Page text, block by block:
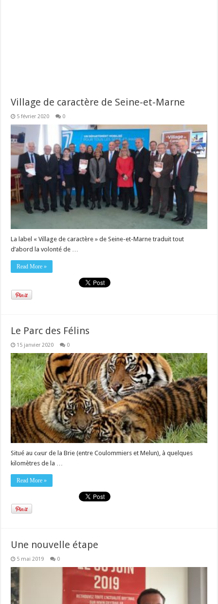
Village de caractère de Seine-et-Marne
5 février 2020 0
La label « Village de caractère » de Seine-et-Marne traduit tout
d’abord la volonté de …
Read More »
Le Parc des Félins
15 janvier 2020 0
Situé au cœur de la Brie (entre Coulommiers et Melun), à quelques
kilomètres de la …
Read More »
Une nouvelle étape
5 mai 2019 0